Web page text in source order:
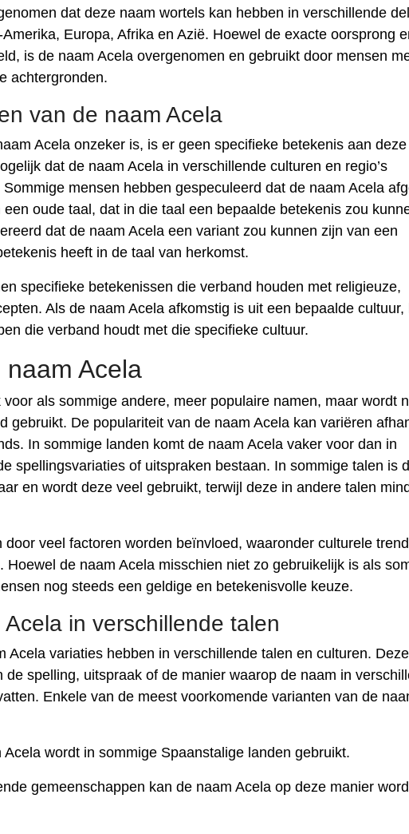
dat deze naam wortels kan hebben in verschillende
Europa, Afrika en Azië. Hoewel de exacte oorsprong
is de naam Acela overgenomen en gebruikt door mensen
achtergronden.
van de naam Acela
Acela onzeker is, is er geen specifieke betekenis aan deze
dat de naam Acela in verschillende culturen en regio’s
mensen hebben gespeculeerd dat de naam Acela
oude taal, dat in die taal een bepaalde betekenis zou
dat de naam Acela een variant zou kunnen zijn van een
heeft in de taal van herkomst.
specifieke betekenissen die verband houden met religieuze,
Als de naam Acela afkomstig is uit een bepaalde cultuur,
die verband houdt met die specifieke cultuur.
Acela
als sommige andere, meer populaire namen, maar wordt
gebruikt. De populariteit van de naam Acela kan variëren
In sommige landen komt de naam Acela vaker voor dan in
spellingsvariaties of uitspraken bestaan. In sommige talen is
en wordt deze veel gebruikt, terwijl deze in andere talen
veel factoren worden beïnvloed, waaronder culturele
Hoewel de naam Acela misschien niet zo gebruikelijk is als
nog steeds een geldige en betekenisvolle keuze.
in verschillende talen
Acela variaties hebben in verschillende talen en culturen. Deze
spelling, uitspraak of de manier waarop de naam in
Enkele van de meest voorkomende varianten van de
wordt in sommige Spaanstalige landen gebruikt.
gemeenschappen kan de naam Acela op deze manier